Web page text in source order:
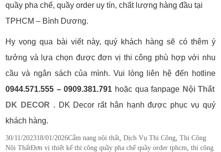
quầy pha chế, quầy order uy tín, chất lượng hàng đầu tại
TPHCM – Bình Dương.
Hy vọng qua bài viết này, quý khách hàng sẽ có thêm ý
tưởng và lựa chọn được đơn vị thi công phù hợp với nhu
cầu và ngân sách của mình. Vui lòng liên hệ đến hotline
0944.571.555 – 0909.381.791 hoặc qua fanpage Nội Thất
DK DECOR . DK Decor rất hân hạnh được phục vụ quý
khách hàng.
Posted
on
30/11/202318/01/2026Categories
Cẩm nang nội thất ,Dịch Vụ Thi Công ,Thi Công
Nội ThấtTags
Đơn vị thiết kế thi công quầy pha chế quầy order tphcm ,thi công